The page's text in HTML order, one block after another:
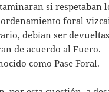
si respetaban
foral
debían ser
de acuerdo al Fuero.
como Pase Foral.